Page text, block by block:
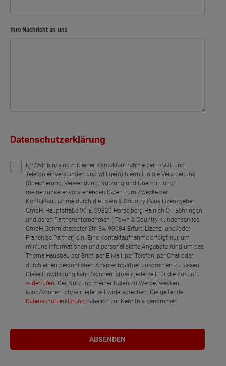
Ihre Nachricht an uns
Datenschutzerklärung
Ich/Wir bin/sind mit einer Kontaktaufnahme per E-Mail und
Telefon einverstanden und willige(n) hiermit in die Verarbeitung
(Speicherung, Verwendung, Nutzung und Übermittlung)
meiner/unserer vorstehenden Daten zum Zwecke der
Kontaktaufnahme durch die Town & Country Haus Lizenzgeber
GmbH, Hauptstraße 90 E, 99820 Hörselberg-Hainich OT Behringen
und deren Partnerunternehmen ( Town & Country Kundenservice
GmbH, Schmidtstedter Str. 34, 99084 Erfurt, Lizenz- und/oder
Franchise-Partner) ein. Eine Kontaktaufnahme erfolgt nur, um
mir/uns Informationen und personalisierte Angebote rund um das
Thema Hausbau per Brief, per E-Mail, per Telefon, per Chat oder
durch einen persönlichen Ansprechpartner zukommen zu lassen.
Diese Einwilligung kann/können ich/wir jederzeit für die Zukunft
widerrufen. Der Nutzung meiner Daten zu Werbezwecken
kann/können ich/wir jederzeit widersprechen. Die geltende
Datenschutzerklärung habe ich zur Kenntnis genommen.